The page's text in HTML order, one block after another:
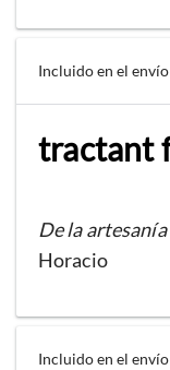
Incluido en el
tractant
De la
Horacio
Incluido en el